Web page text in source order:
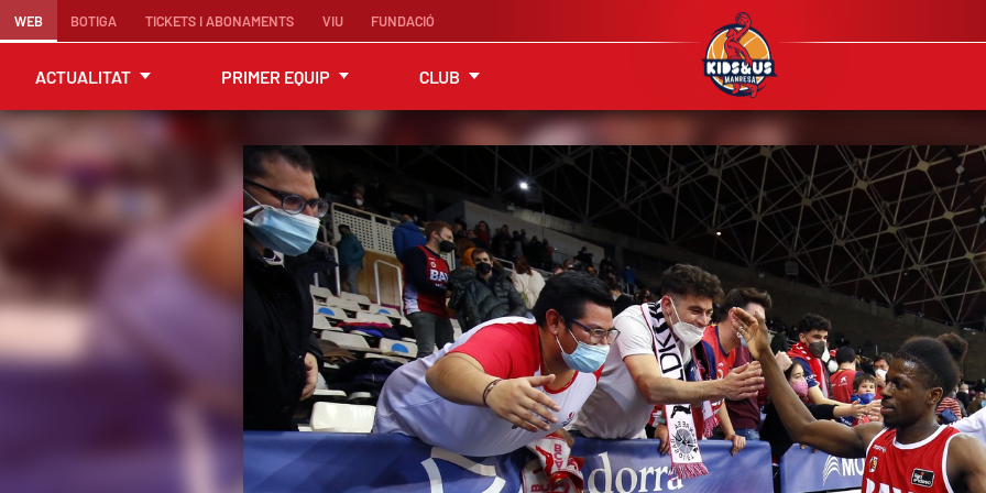
WEB BOTIGA TICKETS I ABONAMENTS VIU FUNDACIÓ
ACTUALITAT PRIMER EQUIP CLUB